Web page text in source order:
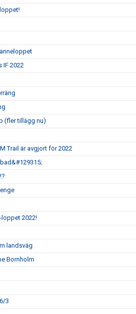
IF 2022
(fler tillägg nu)
Trail är avgjort för 2022
loppet 2022!
landsväg
Bornholm
3